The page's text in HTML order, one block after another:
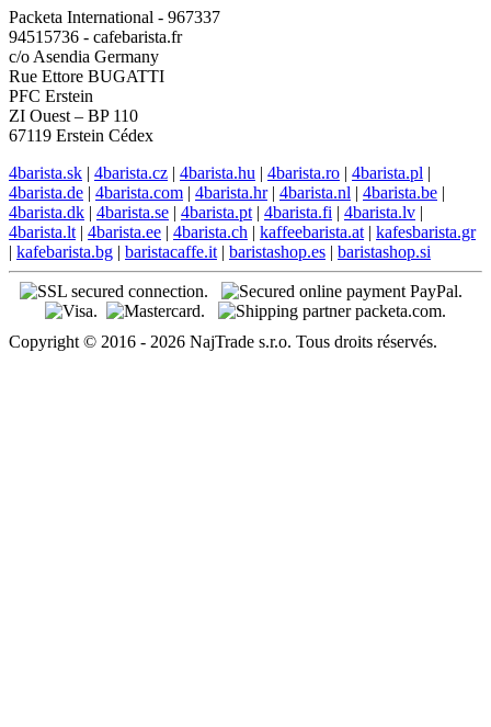
Packeta International - 967337
94515736 - cafebarista.fr
c/o Asendia Germany
Rue Ettore BUGATTI
PFC Erstein
ZI Ouest – BP 110
67119 Erstein Cédex
4barista.sk | 4barista.cz | 4barista.hu | 4barista.ro | 4barista.pl |
4barista.de | 4barista.com | 4barista.hr| 4barista.nl | 4barista.be |
4barista.dk | 4barista.se | 4barista.pt | 4barista.fi | 4barista.lv |
4barista.lt | 4barista.ee | 4barista.ch | kaffeebarista.at | kafesbarista.gr
| kafebarista.bg | baristacaffe.it | baristashop.es | baristashop.si
Copyright © 2016 - 2026 NajTrade s.r.o. Tous droits réservés.